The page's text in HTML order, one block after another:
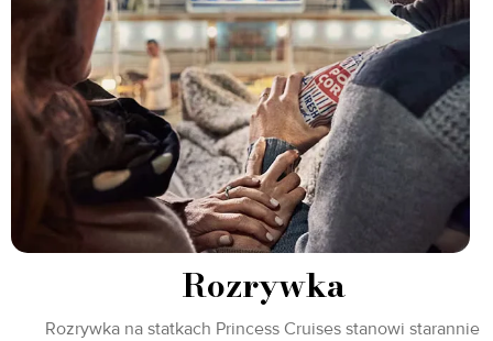
Rozrywka
Rozrywka na statkach Princess Cruises stanowi starannie